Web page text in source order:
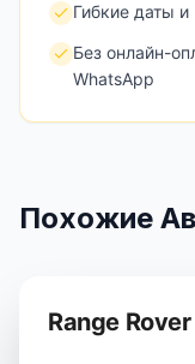
Гибкие даты
Без онлайн-
WhatsApp
Похожие
Range